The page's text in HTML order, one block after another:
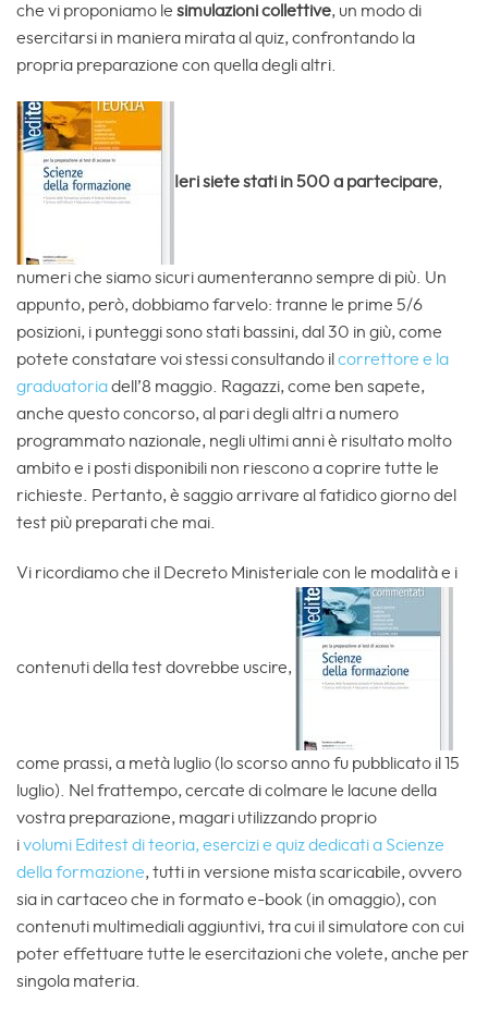
che vi proponiamo le simulazioni collettive, un modo di
esercitarsi in maniera mirata al quiz, confrontando la
propria preparazione con quella degli altri.
Ieri siete stati in 500 a partecipare,
numeri che siamo sicuri aumenteranno sempre di più. Un
appunto, però, dobbiamo farvelo: tranne le prime 5/6
posizioni, i punteggi sono stati bassini, dal 30 in giù, come
potete constatare voi stessi consultando il correttore e la
graduatoriadell’8 maggio. Ragazzi, come ben sapete,
anche questo concorso, al pari degli altri a numero
programmato nazionale, negli ultimi anni è risultato molto
ambito e i posti disponibili non riescono a coprire tutte le
richieste. Pertanto, è saggio arrivare al fatidico giorno del
test più preparati che mai.
Vi ricordiamo che il Decreto Ministeriale con le modalità e i
contenuti della test dovrebbe uscire,
come prassi, a metà luglio (lo scorso anno fu pubblicato il 15
luglio). Nel frattempo, cercate di colmare le lacune della
vostra preparazione, magari utilizzando proprio
ivolumi Editest di teoria, esercizi e quiz dedicati a Scienze
della formazione, tutti in versione mista scaricabile, ovvero
sia in cartaceo che in formato e-book (in omaggio), con
contenuti multimediali aggiuntivi, tra cui il simulatore con cui
poter effettuare tutte le esercitazioni che volete, anche per
singola materia.